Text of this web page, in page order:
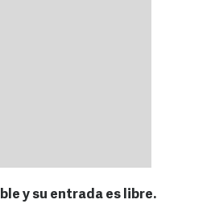
y su entrada es libre.